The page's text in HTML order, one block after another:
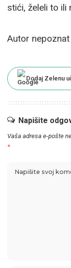
stići, želeli to ili
Autor
Dodaj Zelenu
Napišite
Vaša adresa e-pošte
*